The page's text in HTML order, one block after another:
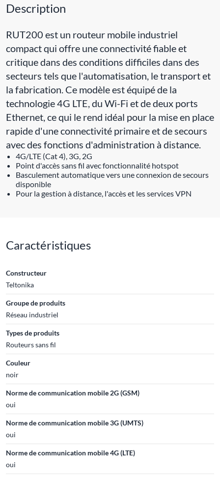
Description
RUT200 est un routeur mobile industriel
compact qui offre une connectivité fiable et
critique dans des conditions difficiles dans des
secteurs tels que l'automatisation, le transport et
la fabrication. Ce modèle est équipé de la
technologie 4G LTE, du Wi-Fi et de deux ports
Ethernet, ce qui le rend idéal pour la mise en place
rapide d'une connectivité primaire et de secours
avec des fonctions d'administration à distance.
4G/LTE (Cat 4), 3G, 2G
Point d'accès sans fil avec fonctionnalité hotspot
Basculement automatique vers une connexion de secours
disponible
Pour la gestion à distance, l'accès et les services VPN
Caractéristiques
Constructeur
Teltonika
Groupe de produits
Réseau industriel
Types de produits
Routeurs sans fil
Couleur
noir
Norme de communication mobile 2G (GSM)
oui
Norme de communication mobile 3G (UMTS)
oui
Norme de communication mobile 4G (LTE)
oui